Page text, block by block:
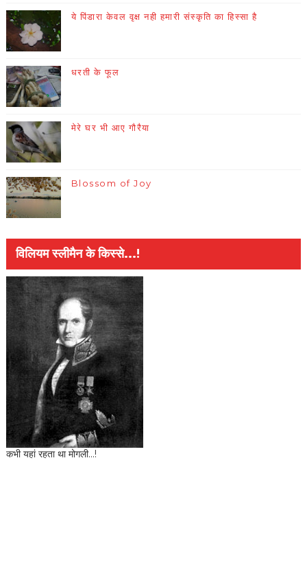
ये पिंडारा केवल वृक्ष नही हमारी संस्कृति का हिस्सा है
धरती के फूल
मेरे घर भी आए गौरैया
Blossom of Joy
विलियम स्लीमैन के किस्से...!
कभी यहां रहता था मोगली...!